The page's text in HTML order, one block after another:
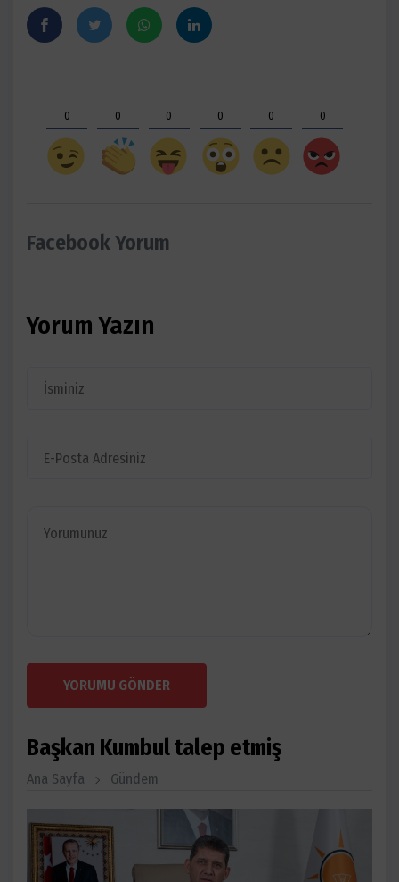
0 0 0 0 0 0
Facebook Yorum
Yorum Yazın
YORUMU GÖNDER
Başkan Kumbul talep etmiş
Ana Sayfa Gündem